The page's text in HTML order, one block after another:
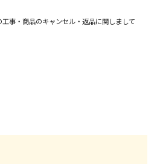
事・商品のキャンセル・返品に関しまして